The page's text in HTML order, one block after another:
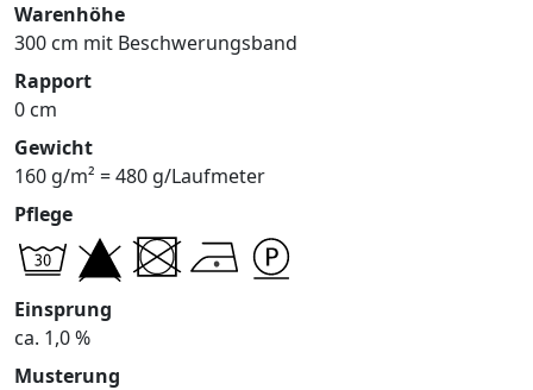
Warenhöhe
300 cm mit Beschwerungsband
Rapport
0 cm
Gewicht
160 g/m² = 480 g/Laufmeter
Pflege
Einsprung
ca. 1,0 %
Musterung